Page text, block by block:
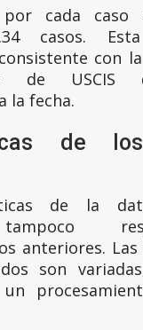
cada caso
casos.
con
de USCIS
la fecha.
de
de la
tampoco
anteriores.
son